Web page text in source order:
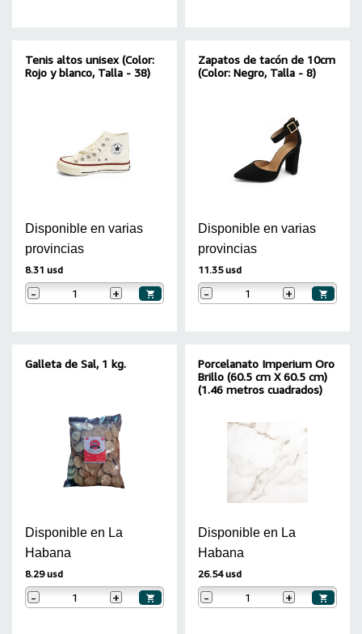
Tenis altos unisex (Color:
Rojo y blanco, Talla - 38)
Disponible en varias
provincias
8.31 usd
- +
Zapatos de tacón de 10cm
(Color: Negro, Talla - 8)
Disponible en varias
provincias
11.35 usd
- +
Galleta de Sal, 1 kg.
Disponible en La
Habana
8.29 usd
- +
Porcelanato Imperium Oro
Brillo (60.5 cm X 60.5 cm)
(1.46 metros cuadrados)
Disponible en La
Habana
26.54 usd
- +